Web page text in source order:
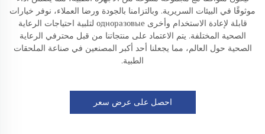
موثوقًا في البيئات السريرية. وبالتزامنا بالجودة ورضا العملاء، نوفر خيارات
قابلة لإعادة الاستخدام وأخرى одноразовые لتلبية احتياجات الرعاية
الصحية المختلفة. يتم الاعتماد على منتجاتنا من قبل محترفي الرعاية
الصحية حول العالم، مما يجعلنا أحد أكبر المصنعين في صناعة الملحقات
الطبية.
احصل على عرض سعر